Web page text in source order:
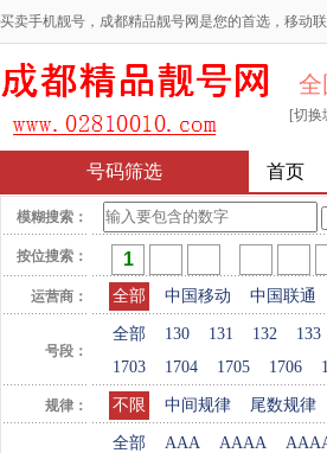
买卖手机靓号，成都精品靓号网是您的首选，移动
全
[切换
号码筛选 首页
模糊搜索：
按位搜索：
运营商： 全部 中国移动 中国联通
号段：
全部 130 131 132 133
1703
1704 1705 1706
规律： 不限 中间规律 尾数规律
全部 AAA AAAA